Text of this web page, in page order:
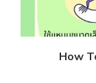
How